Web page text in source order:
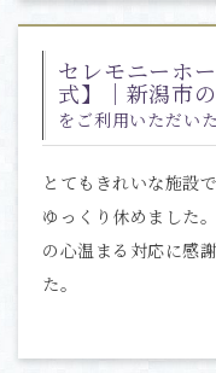
セレモニーホ
式】｜新潟市
をご利用いただい
とてもきれいな施設
ゆっくり休めました
の心温まる対応に感
た。